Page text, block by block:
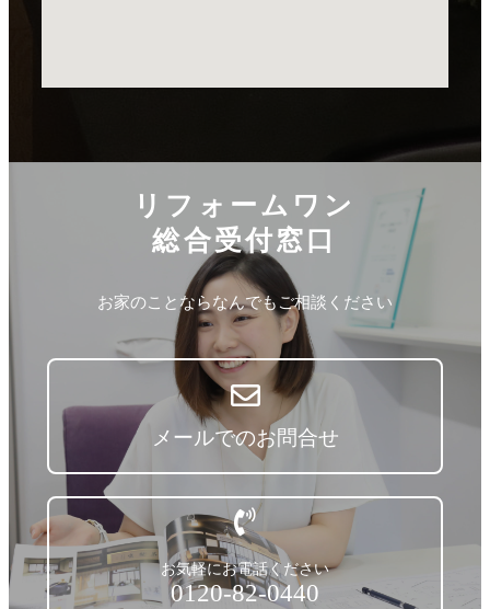
リフォームワン
総合受付窓口
お家のことならなんでもご相談ください
メールでのお問合せ
お気軽にお電話ください
0120-82-0440